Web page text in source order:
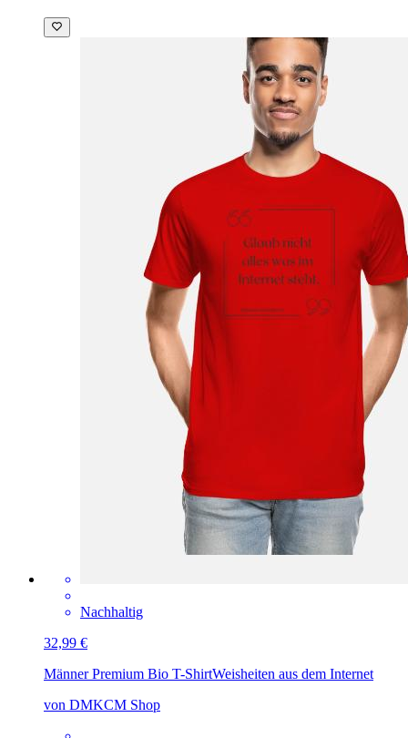
Nachhaltig
32,99 €
Männer Premium Bio T-ShirtWeisheiten aus dem Internet
von DMKCM Shop